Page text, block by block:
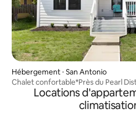
Hébergement ⋅ San Antonio
Chalet confortable*Près du Pearl
Locations